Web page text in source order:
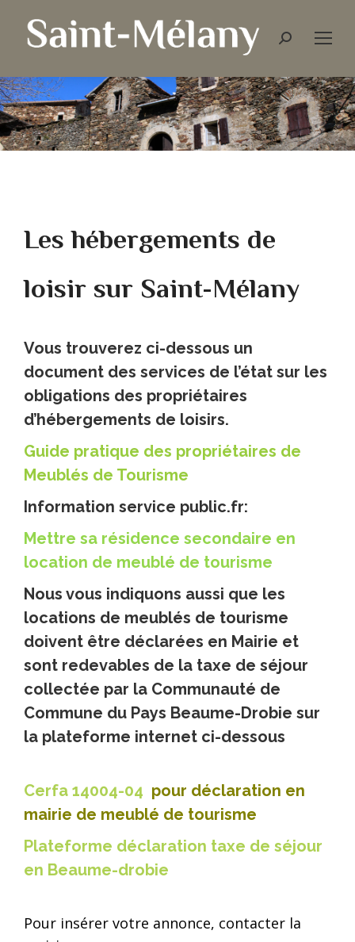
Les hébergements de
loisir sur Saint-Mélany
Vous trouverez ci-dessous un
document des services de l’état sur les
obligations des propriétaires
d’hébergements de loisirs.
Guide pratique des propriétaires de
Meublés de Tourisme
Information service public.fr:
Mettre sa résidence secondaire en
location de meublé de tourisme
Nous vous indiquons aussi que les
locations de meublés de tourisme
doivent être déclarées en Mairie et
sont redevables de la taxe de séjour
collectée par la Communauté de
Commune du Pays Beaume-Drobie sur
la plateforme internet ci-dessous
Cerfa 14004-04 pour déclaration en
mairie de meublé de tourisme
Plateforme déclaration taxe de séjour
en Beaume-drobie
Pour insérer votre annonce, contacter la